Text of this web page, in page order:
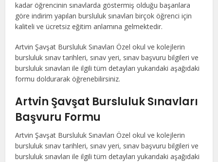
kadar öğrencinin sınavlarda göstermiş olduğu başarılara
göre indirim yapılan bursluluk sınavları birçok öğrenci için
kaliteli ve ücretsiz eğitim anlamına gelmektedir.
Artvin Şavşat Bursluluk Sınavları Özel okul ve kolejlerin
bursluluk sınav tarihleri, sınav yeri, sınav başvuru bilgileri ve
bursluluk sınavları ile ilgili tüm detayları yukarıdaki aşağıdaki
formu doldurarak öğrenebilirsiniz.
Artvin Şavşat Bursluluk Sınavları
Başvuru Formu
Artvin Şavşat Bursluluk Sınavları Özel okul ve kolejlerin
bursluluk sınav tarihleri, sınav yeri, sınav başvuru bilgileri ve
bursluluk sınavları ile ilgili tüm detayları yukarıdaki aşağıdaki